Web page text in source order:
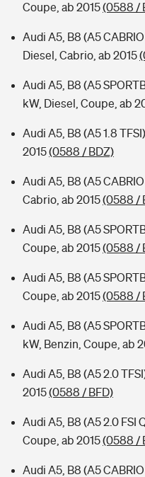
Coupe, ab 2015(0588 /
Audi A5, B8 (A5
Diesel, Cabrio, ab 2015
Audi A5, B8 (A5
kW, Diesel, Coupe, ab
Audi A5, B8 (A5 1.8
2015(0588 / BDZ)
Audi A5, B8 (A5 CABRIO
Cabrio, ab 2015(0588 /
Audi A5, B8 (A5
Coupe, ab 2015(0588 /
Audi A5, B8 (A5
Coupe, ab 2015(0588 /
Audi A5, B8 (A5
kW, Benzin, Coupe, ab
Audi A5, B8 (A5 2.0
2015(0588 / BFD)
Audi A5, B8 (A5 2.0 FSI
Coupe, ab 2015(0588 /
Audi A5, B8 (A5